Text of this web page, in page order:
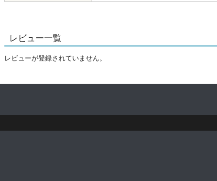
レビュー一覧
レビューが登録されていません。